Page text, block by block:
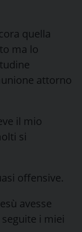
quella
ma lo
attorno
il mio
si
offensive.
avesse
i miei